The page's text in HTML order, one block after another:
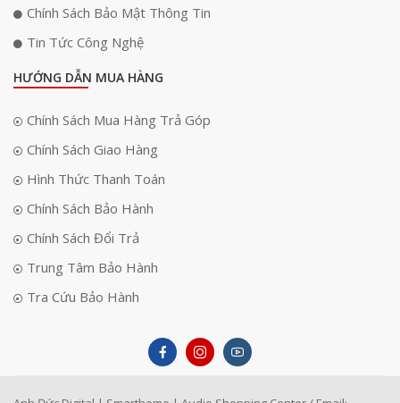
Chính Sách Bảo Mật Thông Tin
Tin Tức Công Nghệ
HƯỚNG DẪN MUA HÀNG
Chính Sách Mua Hàng Trả Góp
Chính Sách Giao Hàng
Hình Thức Thanh Toán
Chính Sách Bảo Hành
Chính Sách Đổi Trả
Trung Tâm Bảo Hành
Tra Cứu Bảo Hành